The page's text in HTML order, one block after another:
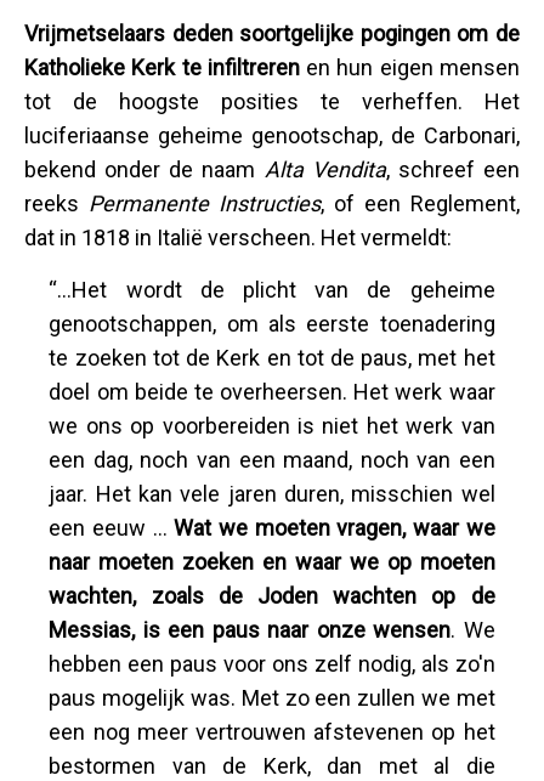
Vrijmetselaars deden soortgelijke pogingen om de
Katholieke Kerk te infiltrerenen hun eigen mensen
tot de hoogste posities te verheffen. Het
luciferiaanse geheime genootschap, de Carbonari,
bekend onder de naam Alta Vendita, schreef een
reeks Permanente Instructies, of een Reglement,
dat in 1818 in Italië verscheen. Het vermeldt:
“...Het wordt de plicht van de geheime
genootschappen, om als eerste toenadering
te zoeken tot de Kerk en tot de paus, met het
doel om beide te overheersen. Het werk waar
we ons op voorbereiden is niet het werk van
een dag, noch van een maand, noch van een
jaar. Het kan vele jaren duren, misschien wel
een eeuw ...Wat we moeten vragen, waar we
naar moeten zoeken en waar we op moeten
wachten, zoals de Joden wachten op de
Messias, is een paus naar onze wensen. We
hebben een paus voor ons zelf nodig, als zo'n
paus mogelijk was. Met zo een zullen we met
een nog meer vertrouwen afstevenen op het
bestormen van de Kerk, dan met al die